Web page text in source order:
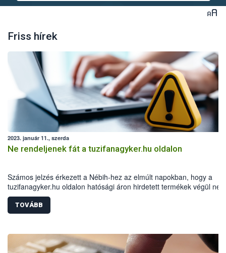
Friss hírek
2023. január 11., szerda
Ne rendeljenek fát a tuzifanagyker.hu oldalon
Számos jelzés érkezett a Nébih-hez az elmúlt napokban, hogy a
tuzifanagyker.hu oldalon hatósági áron hirdetett termékek végül nem
jutnak el a vásárlókhoz. A hatóság felhívja a figyelmet, hogy ne
rendeljenek fenti oldalról tűzifát, illetve semmiképp se utaljanak
10300002-13367208-00014900 MKB Banknál vezetett
TOVÁBB